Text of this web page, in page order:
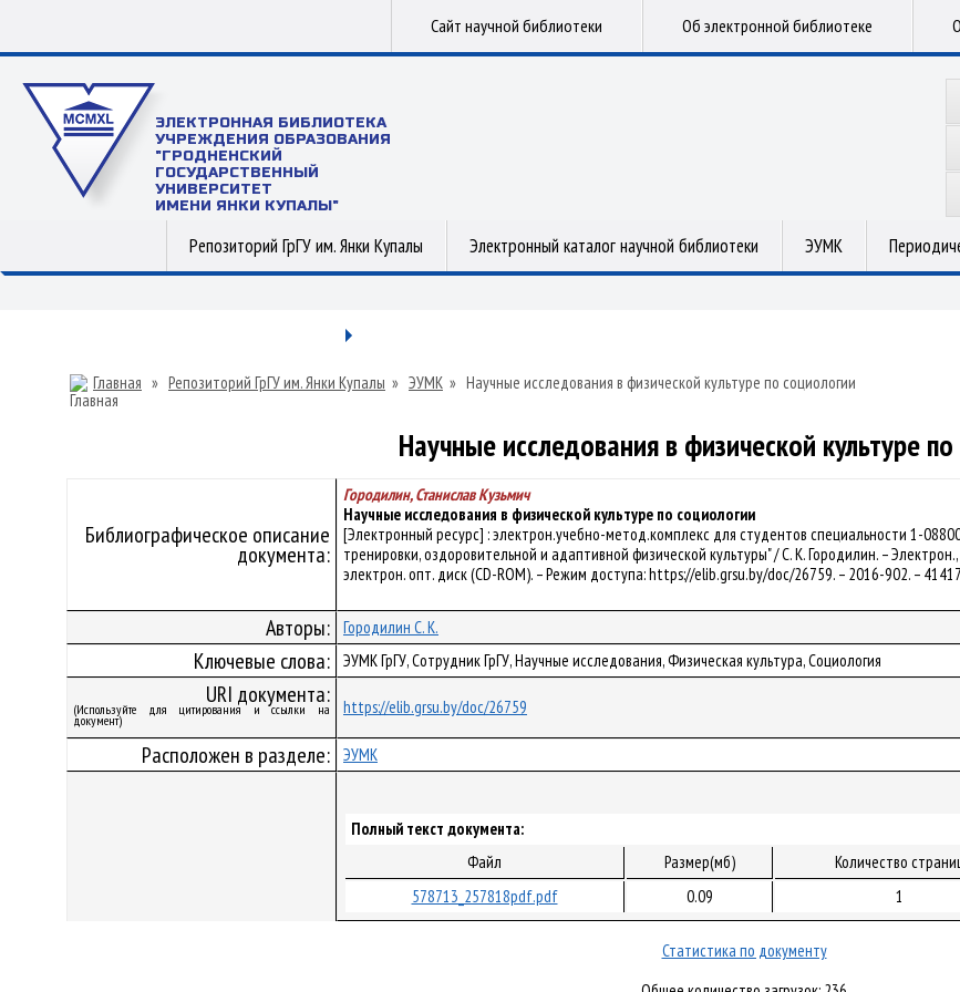
Сайт научной библиотеки Об электронной библиотеке
ЭЛЕКТРОННАЯ БИБЛИОТЕКА
УЧРЕЖДЕНИЯ ОБРАЗОВАНИЯ
"ГРОДНЕНСКИЙ
ГОСУДАРСТВЕННЫЙ
УНИВЕРСИТЕТ
ИМЕНИ ЯНКИ КУПАЛЫ"
Репозиторий ГрГУ им. Янки Купалы Электронный каталог научной библиотеки ЭУМК
Главная » Репозиторий ГрГУ им. Янки Купалы » ЭУМК » Научные исследования в физической культуре по социологии
Научные исследования в физической культуре
Библиографическое описание
документа:
Городилин, Станислав Кузьмич
Научные исследования в физической культуре по социологии
[Электронный ресурс] : электрон.учебно-метод.комплекс для студентов специальности 1-
тренировки, оздоровительной и адаптивной физической культуры" / С. К. Городилин. –
электрон. опт. диск (CD-ROM). – Режим доступа: https://elib.grsu.by/doc/26759. – 2016-902. –
Авторы: Городилин С. К.
Ключевые слова: ЭУМК ГрГУ, Сотрудник ГрГУ, Научные исследования, Физическая культура, Социология
URI документа:
(Используйте для цитирования и ссылки на
документ)
https://elib.grsu.by/doc/26759
Расположен в разделе: ЭУМК
Полный текст документа:
Файл
Размер(мб) Количество
578713_257818pdf.pdf
0.09 1
Статистика по документу